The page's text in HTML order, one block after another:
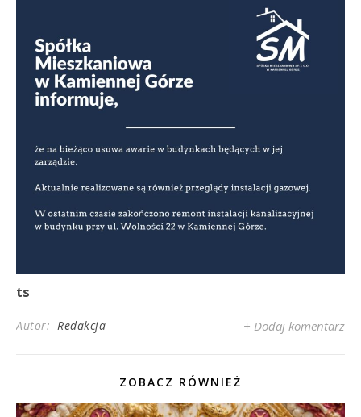
ts
Autor: Redakcja + Dodaj komentarz
ZOBACZ RÓWNIEŻ